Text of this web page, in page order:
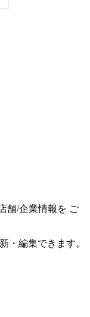
舗/企業情報を ご
・編集できます。